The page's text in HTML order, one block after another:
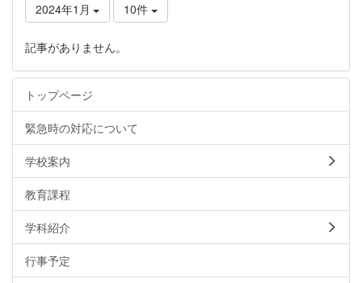
2024年1月 10件
記事がありません。
トップページ
緊急時の対応について
学校案内
教育課程
学科紹介
行事予定